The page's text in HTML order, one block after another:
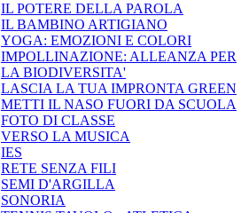
IL POTERE DELLA PAROLA
IL BAMBINO ARTIGIANO
YOGA: EMOZIONI E COLORI
IMPOLLINAZIONE: ALLEANZA PER
LA BIODIVERSITA'
LASCIA LA TUA IMPRONTA GREEN
METTI IL NASO FUORI DA SCUOLA
FOTO DI CLASSE
VERSO LA MUSICA
IES
RETE SENZA FILI
SEMI D'ARGILLA
SONORIA